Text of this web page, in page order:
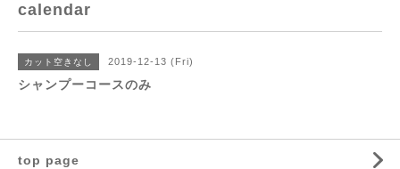
calendar
カット空きなし 2019-12-13 (Fri)
シャンプーコースのみ
top page